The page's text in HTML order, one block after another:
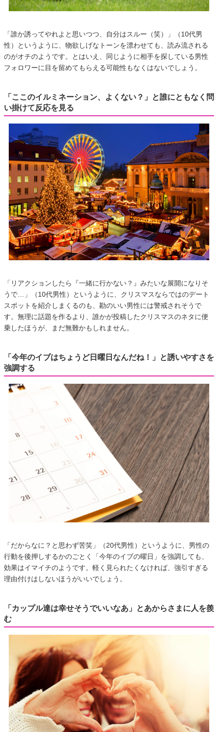
「誰か誘ってやれよと思いつつ、自分はスルー（笑）」（10代男
性）というように、物欲しげなトーンを漂わせても、読み流される
のがオチのようです。とはいえ、同じように相手を探している男性
フォロワーに目を留めてもらえる可能性もなくはないでしょう。
「ここのイルミネーション、よくない？」と誰にともなく問
い掛けて反応を見る
「リアクションしたら『一緒に行かない？』みたいな展開になりそ
うで…」（10代男性）というように、クリスマスならではのデート
スポットを紹介しまくるのも、勘のいい男性には警戒されそうで
す。無理に話題を作るより、誰かが投稿したクリスマスのネタに便
乗したほうが、まだ無難かもしれません。
「今年のイブはちょうど日曜日なんだね！」と誘いやすさを
強調する
「だからなに？と思わず苦笑」（20代男性）というように、男性の
行動を後押しするかのごとく「今年のイブの曜日」を強調しても、
効果はイマイチのようです。軽く見られたくなければ、強引すぎる
理由付けはしないほうがいいでしょう。
「カップル達は幸せそうでいいなあ」とあからさまに人を羨
む